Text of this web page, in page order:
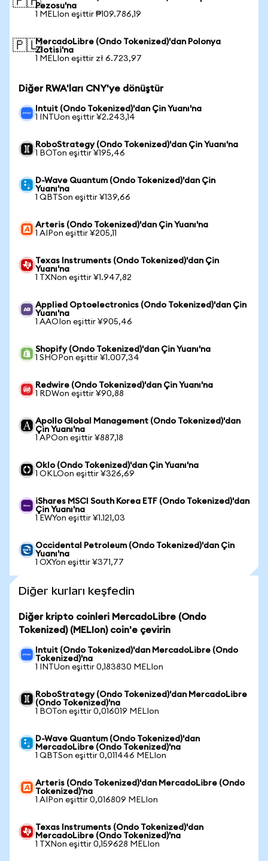
Pezosu'na
1 MELIon eşittir ₱109.786,19
🇵🇱MercadoLibre (Ondo Tokenized)'dan Polonya
Zlotisi'na
1 MELIon eşittir zł 6.723,97
Diğer RWA'ları CNY'ye dönüştür
Intuit (Ondo Tokenized)'dan Çin Yuanı'na
1 INTUon eşittir ¥2.243,14
RoboStrategy (Ondo Tokenized)'dan Çin Yuanı'na
1 BOTon eşittir ¥195,46
D-Wave Quantum (Ondo Tokenized)'dan Çin
Yuanı'na
1 QBTSon eşittir ¥139,66
Arteris (Ondo Tokenized)'dan Çin Yuanı'na
1 AIPon eşittir ¥205,11
Texas Instruments (Ondo Tokenized)'dan Çin
Yuanı'na
1 TXNon eşittir ¥1.947,82
Applied Optoelectronics (Ondo Tokenized)'dan Çin
Yuanı'na
1 AAOIon eşittir ¥905,46
Shopify (Ondo Tokenized)'dan Çin Yuanı'na
1 SHOPon eşittir ¥1.007,34
Redwire (Ondo Tokenized)'dan Çin Yuanı'na
1 RDWon eşittir ¥90,88
Apollo Global Management (Ondo Tokenized)'dan
Çin Yuanı'na
1 APOon eşittir ¥887,18
Oklo (Ondo Tokenized)'dan Çin Yuanı'na
1 OKLOon eşittir ¥326,69
iShares MSCI South Korea ETF (Ondo Tokenized)'dan
Çin Yuanı'na
1 EWYon eşittir ¥1.121,03
Occidental Petroleum (Ondo Tokenized)'dan Çin
Yuanı'na
1 OXYon eşittir ¥371,77
Diğer kurları keşfedin
Diğer kripto coinleri MercadoLibre (Ondo
Tokenized) (MELIon) coin'e çevirin
Intuit (Ondo Tokenized)'dan MercadoLibre (Ondo
Tokenized)'na
1 INTUon eşittir 0,183830 MELIon
RoboStrategy (Ondo Tokenized)'dan MercadoLibre
(Ondo Tokenized)'na
1 BOTon eşittir 0,016019 MELIon
D-Wave Quantum (Ondo Tokenized)'dan
MercadoLibre (Ondo Tokenized)'na
1 QBTSon eşittir 0,011446 MELIon
Arteris (Ondo Tokenized)'dan MercadoLibre (Ondo
Tokenized)'na
1 AIPon eşittir 0,016809 MELIon
Texas Instruments (Ondo Tokenized)'dan
MercadoLibre (Ondo Tokenized)'na
1 TXNon eşittir 0,159628 MELIon